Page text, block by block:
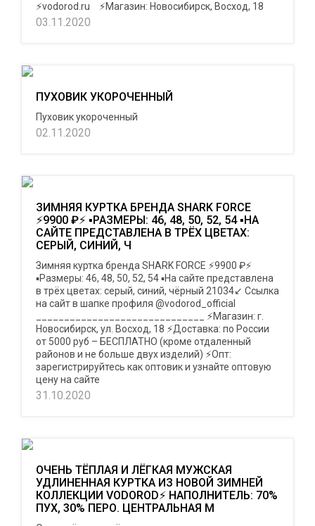
⚡vodorod.ru⁣⁣⠀ ⚡Магазин: Новосибирск, Восход, 18
03.11.2020
ПУХОВИК УКОРОЧЕННЫЙ
Пуховик укороченный
02.11.2020
ЗИМНЯЯ КУРТКА БРЕНДА SHARK FORCE
⚡9900 ₽⚡ ▪︎РАЗМЕРЫ: 46, 48, 50, 52, 54 ▪︎НА
САЙТЕ ПРЕДСТАВЛЕНА В ТРЁХ ЦВЕТАХ:
СЕРЫЙ, СИНИЙ, Ч
Зимняя куртка бренда SHARK FORCE ⚡9900 ₽⚡
▪︎Размеры: 46, 48, 50, 52, 54 ▪︎На сайте представлена
в трёх цветах: серый, синий, чёрный 21034↙️ Ссылка
на сайт в шапке профиля @vodorod_official
______________________________ ⚡Магазин: г.
Новосибирск, ул. Восход, 18 ⚡Доставка: по России
от 5000 руб – БЕСПЛАТНО (кроме отдаленный
районов и не больше двух изделий) ⚡Опт:
зарегистрируйтесь как оптовик и узнайте оптовую
цену на сайте
31.10.2020
ОЧЕНЬ ТЁПЛАЯ И ЛЁГКАЯ МУЖСКАЯ
УДЛИНЕННАЯ КУРТКА ИЗ НОВОЙ ЗИМНЕЙ
КОЛЛЕКЦИИ VODOROD⚡ НАПОЛНИТЕЛЬ: 70%
ПУХ, 30% ПЕРО. ЦЕНТРАЛЬНАЯ М